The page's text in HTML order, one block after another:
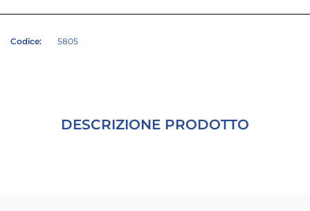
Codice: 5805
DESCRIZIONE PRODOTTO